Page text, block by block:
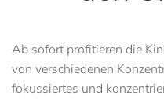
Ab sofort profitieren die
von verschiedenen
fokussiertes und